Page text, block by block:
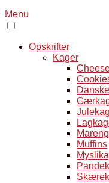
Menu
Opskrifter
Kager
Muffins